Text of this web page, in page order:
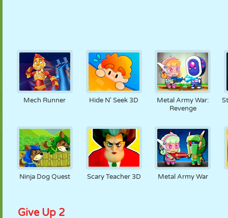
Mech Runner Hide N' Seek 3D
Metal Army War:
Revenge
Ninja Dog Quest Scary Teacher 3D Metal Army War
Give Up 2